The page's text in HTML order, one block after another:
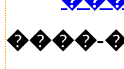
����-